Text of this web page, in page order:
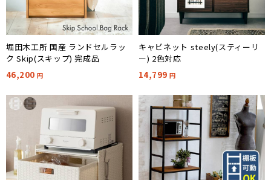
堀田木工所 国産 ランドセルラッ
ク Skip(スキップ) 完成品
46,200 円
キャビネット steely(スティーリ
ー) 2色対応
14,799 円